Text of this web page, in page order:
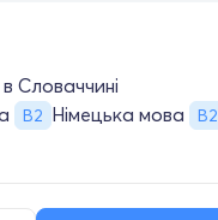
Словаччині
B2 Німецька мова B2